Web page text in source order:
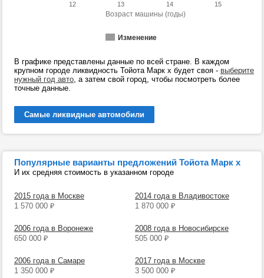
Возраст машины (годы)
Изменение
12 13 14 15
В графике представлены данные по всей стране. В каждом
крупном городе ликвидность Тойота Марк х будет своя - выберите
нужный год авто, а затем свой город, чтобы посмотреть более
точные данные.
Самые ликвидные автомобили
Популярные варианты предложений Тойота Марк х
И их средняя стоимость в указанном городе
2015 года в Москве
1 570 000 ₽
2014 года в Владивостоке
1 870 000 ₽
2006 года в Воронеже
650 000 ₽
2008 года в Новосибирске
505 000 ₽
2006 года в Самаре
1 350 000 ₽
2017 года в Москве
3 500 000 ₽